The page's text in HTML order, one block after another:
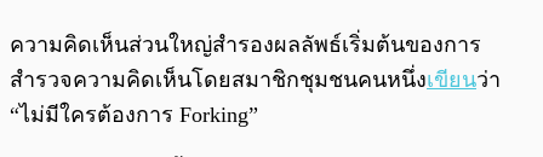
ความคิดเห็นส่วนใหญ่สำรองผลลัพธ์เริ่มต้นของการ
สำรวจความคิดเห็นโดยสมาชิกชุมชนคนหนึ่งเขียนว่า
“ไม่มีใครต้องการ Forking”